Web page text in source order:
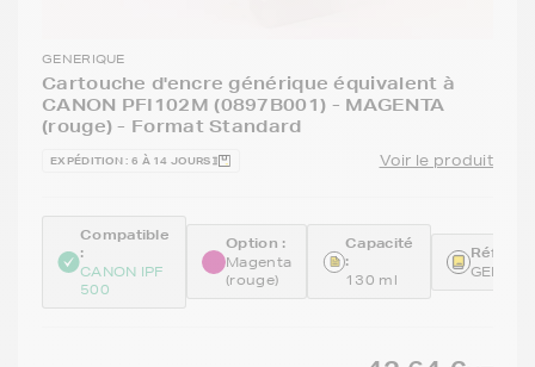
GENERIQUE
Cartouche d'encre générique équivalent à
CANON PFI102M (0897B001) - MAGENTA
(rouge) - Format Standard
EXPÉDITION : 6 À 14 JOURS Voir le produit
Compatible
:
CANON IPF
500
Option :
Magenta
(rouge)
Capacité
:
130 ml